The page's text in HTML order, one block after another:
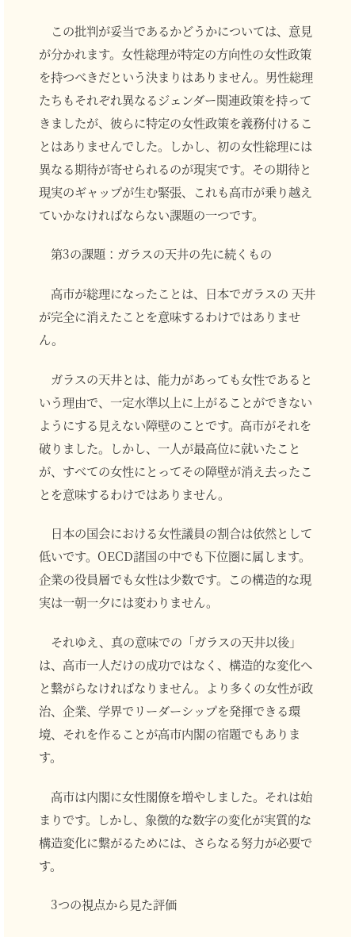
この批判が妥当であるかどうかについては、意見
が分かれます。女性総理が特定の方向性の女性政策
を持つべきだという決まりはありません。男性総理
たちもそれぞれ異なるジェンダー関連政策を持って
きましたが、彼らに特定の女性政策を義務付けるこ
とはありませんでした。しかし、初の女性総理には
異なる期待が寄せられるのが現実です。その期待と
現実のギャップが生む緊張、これも高市が乗り越え
ていかなければならない課題の一つです。
第3の課題：ガラスの天井の先に続くもの
高市が総理になったことは、日本でガラスの 天井
が完全に消えたことを意味するわけではありませ
ん。
ガラスの天井とは、能力があっても女性であると
いう理由で、一定水準以上に上がることができない
ようにする見えない障壁のことです。高市がそれを
破りました。しかし、一人が最高位に就いたこと
が、すべての女性にとってその障壁が消え去ったこ
とを意味するわけではありません。
日本の国会における女性議員の割合は依然として
低いです。OECD諸国の中でも下位圏に属します。
企業の役員層でも女性は少数です。この構造的な現
実は一朝一夕には変わりません。
それゆえ、真の意味での「ガラスの天井以後」
は、高市一人だけの成功ではなく、構造的な変化へ
と繋がらなければなりません。より多くの女性が政
治、企業、学界でリーダーシップを発揮できる環
境、それを作ることが高市内閣の宿題でもありま
す。
高市は内閣に女性閣僚を増やしました。それは始
まりです。しかし、象徴的な数字の変化が実質的な
構造変化に繋がるためには、さらなる努力が必要で
す。
3つの視点から見た評価